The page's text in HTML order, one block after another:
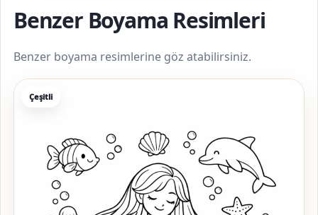
Benzer Boyama Resimleri
Benzer boyama resimlerine göz atabilirsiniz.
Çeşitli